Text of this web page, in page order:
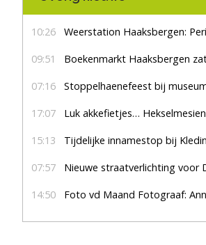
10:26 Weerstation Haaksbergen: Perioden
09:51 Boekenmarkt Haaksbergen zaterdag 8 augustus,
07:16 Stoppelhaenefeest bij museum
17:07 Luk akkefietjes…
15:13 Tijdelijke innamestop bij
07:57 Nieuwe straatverlichting voor De
14:50 Foto vd Maand Fotograaf: